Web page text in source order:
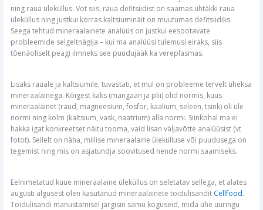
ning raua üleküllus. Vot siis, raua defitsiidist on saamas ühtäkki raua
üleküllus ning justkui korras kaltsiuminäit on muutumas defitsiidiks.
Seega tehtud mineraalainete analüüs on justkui eesootavate
probleemide selgeltnägija – kui ma analüüsi tulemusi eiraks, siis
tõenäoliselt peagi ilmneks see puudujääk ka vereplasmas.
Lisaks rauale ja kaltsiumile, tuvastati, et mul on probleeme tervelt üheksa
mineraalainega. Kõigest kaks (mangaan ja plii) olid normis, kuus
mineraalainet (raud, magneesium, fosfor, kaalium, seleen, tsink) oli üle
normi ning kolm (kaltsium, vask, naatrium) alla normi. Siinkohal ma ei
hakka igat konkreetset näitu tooma, vaid lisan väljavõtte analüüsist (vt
fotot). Sellelt on näha, millise mineraalaine ülekülluse või puudusega on
tegemist ning mis on asjatundja soovitused nende normi saamiseks.
Eelnimetatud kuue mineraalaine üleküllus on seletatav sellega, et alates
augusti algusest olen kasutanud mineraalainete toidulisandit Cellfood.
Toidulisandi manustamisel järgisin samu koguseid, mida ühe uuringu